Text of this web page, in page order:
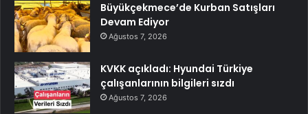
Büyükçekmece’de Kurban Satışları
Devam Ediyor
Ağustos 7, 2026
KVKK açıkladı: Hyundai Türkiye
çalışanlarının bilgileri sızdı
Ağustos 7, 2026